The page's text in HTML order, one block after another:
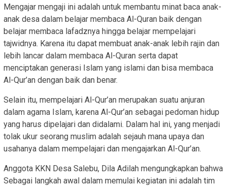
Mengajar mengaji ini adalah untuk membantu minat baca anak-
anak desa dalam belajar membaca Al-Quran baik dengan
belajar membaca lafadznya hingga belajar mempelajari
tajwidnya. Karena itu dapat membuat anak-anak lebih rajin dan
lebih lancar dalam membaca Al-Quran serta dapat
menciptakan generasi Islam yang islami dan bisa membaca
Al-Qur’an dengan baik dan benar.
Selain itu, mempelajari Al-Qur’an merupakan suatu anjuran
dalam agama Islam, karena Al-Qur’an sebagai pedoman hidup
yang harus dipelajari dan didalami. Dalam hal ini, yang menjadi
tolak ukur seorang muslim adalah sejauh mana upaya dan
usahanya dalam mempelajari dan mengajarkan Al-Qur’an.
Anggota KKN Desa Salebu, Dila Adilah mengungkapkan bahwa
Sebagai langkah awal dalam memulai kegiatan ini adalah tim